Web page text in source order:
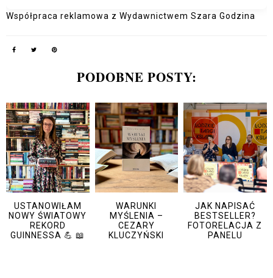
Współpraca reklamowa z Wydawnictwem Szara Godzina
PODOBNE POSTY:
USTANOWIŁAM
NOWY ŚWIATOWY
REKORD
GUINNESSA 💪 📖
WARUNKI
MYŚLENIA –
CEZARY
KLUCZYŃSKI
JAK NAPISAĆ
BESTSELLER?
FOTORELACJA Z
PANELU